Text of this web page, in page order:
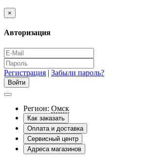
×
Авторизация
Регистрация | Забыли пароль?
Регион: Омск
Как заказать
Оплата и доставка
Сервисный центр
Адреса магазинов